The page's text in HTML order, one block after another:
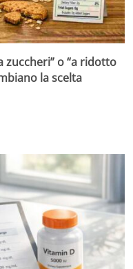
zuccheri” o “a ridotto
la scelta